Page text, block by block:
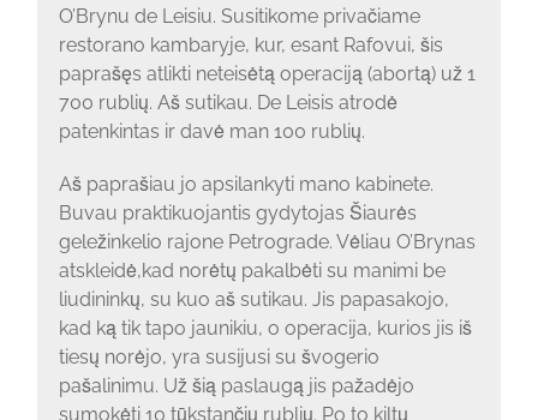
O’Brynu de Leisiu. Susitikome privačiame
restorano kambaryje, kur, esant Rafovui, šis
paprašęs atlikti neteisėtą operaciją (abortą) už 1
700 rublių. Aš sutikau. De Leisis atrodė
patenkintas ir davė man 100 rublių.
Aš paprašiau jo apsilankyti mano kabinete.
Buvau praktikuojantis gydytojas Šiaurės
geležinkelio rajone Petrograde. Vėliau O’Brynas
atskleidė,kad norėtų pakalbėti su manimi be
liudininkų, su kuo aš sutikau. Jis papasakojo,
kad ką tik tapo jaunikiu, o operacija, kurios jis iš
tiesų norėjo, yra susijusi su švogerio
pašalinimu. Už šią paslaugą jis pažadėjo
sumokėti 10 tūkstančių rublių. Po to kiltų